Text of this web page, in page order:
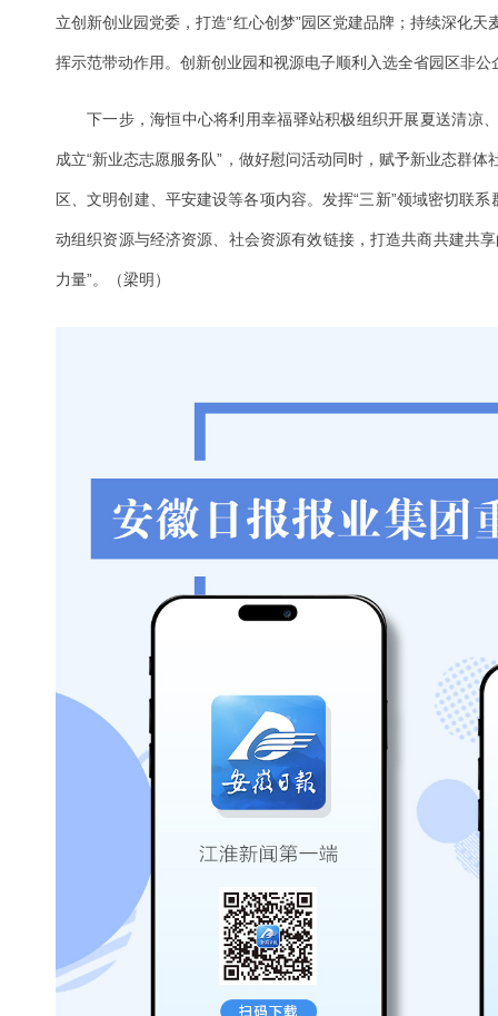
立创新创业园党委，打造“红心创梦”园区党建品牌；持续深化
挥示范带动作用。创新创业园和视源电子顺利入选全省园区非
下一步，海恒中心将利用幸福驿站积极组织开展夏送清凉
成立“新业态志愿服务队”，做好慰问活动同时，赋予新业态群
区、文明创建、平安建设等各项内容。发挥“三新”领域密切联
动组织资源与经济资源、社会资源有效链接，打造共商共建共
力量”。（梁明）